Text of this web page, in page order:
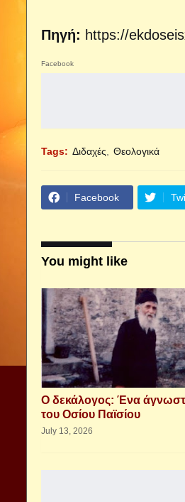
Πηγή: https://
Facebook
Tags: Διδαχές Θεολογικά
Facebook
You might like
Ο δεκάλογος: Ένα
του Οσίου Παϊσίου
July 13, 2026